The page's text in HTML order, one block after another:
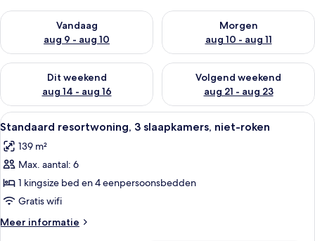
Vandaag
aug 9 - aug 10
De beschikbaarheid controleren voor vanavond aug 9 - aug
Morgen
aug 10 - aug 11
De beschikbaarheid
Dit weekend
aug 14 - aug 16
De beschikbaarheid controleren voor dit weekend aug 14 -
Volgend weekend
aug 21 - aug 23
De beschikbaarheid
Alle
foto's
voor
Standaard
resortwoning,
3
slaapkamers,
niet-
Een kluis op de kamer, een
6
Standaard resortwoning, 3 slaapkamers, niet-roken
139 m²
Max. aantal: 6
1 kingsize bed en 4 eenpersoonsbedden
Gratis wifi
Meer informatie
Meer